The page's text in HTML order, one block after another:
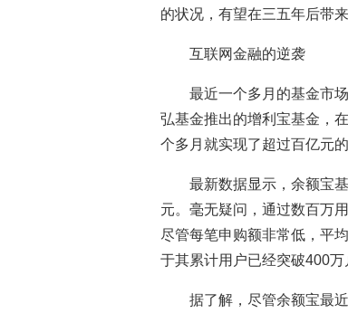
的状况，有望在三五年后带
互联网金融的逆袭
最近一个多月的基金市
弘基金推出的增利宝基金，
个多月就实现了超过百亿元
最新数据显示，余额宝
元。毫无疑问，通过数百万
尽管每笔申购额非常低，平
于其累计用户已经突破400
据了解，尽管余额宝最